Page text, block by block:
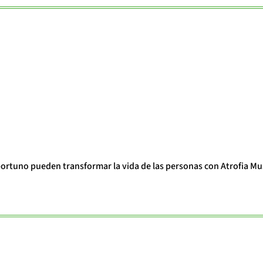
pueden transformar la vida de las personas con Atrofia